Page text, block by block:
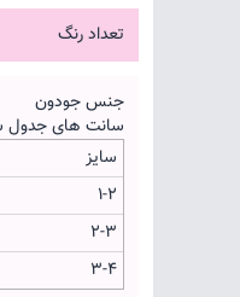
تعداد رنگ
جنس جودون
سانت های جدول سایزی چک
سایز
۱-۲
۲-۳
۳-۴